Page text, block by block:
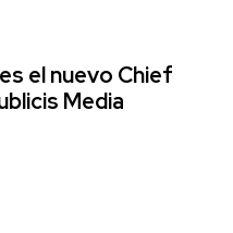
el nuevo Chief
Media